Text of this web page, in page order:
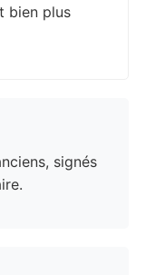
bien plus
signés